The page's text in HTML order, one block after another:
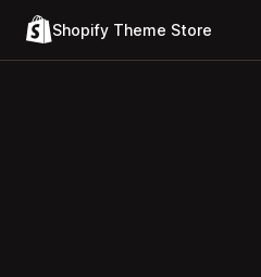
Shopify Theme Store